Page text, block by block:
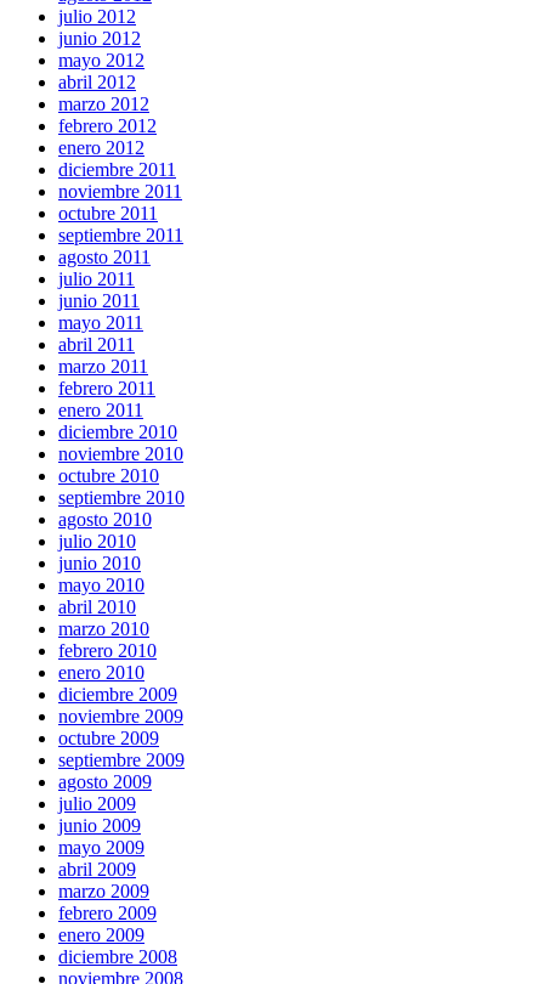
julio 2012
junio 2012
mayo 2012
abril 2012
marzo 2012
febrero 2012
enero 2012
diciembre 2011
noviembre 2011
octubre 2011
septiembre 2011
agosto 2011
julio 2011
junio 2011
mayo 2011
abril 2011
marzo 2011
febrero 2011
enero 2011
diciembre 2010
noviembre 2010
octubre 2010
septiembre 2010
agosto 2010
julio 2010
junio 2010
mayo 2010
abril 2010
marzo 2010
febrero 2010
enero 2010
diciembre 2009
noviembre 2009
octubre 2009
septiembre 2009
agosto 2009
julio 2009
junio 2009
mayo 2009
abril 2009
marzo 2009
febrero 2009
enero 2009
diciembre 2008
noviembre 2008